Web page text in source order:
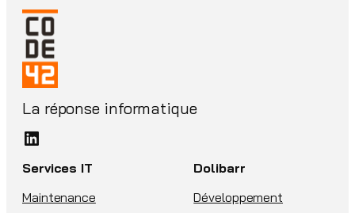
La réponse informatique
LinkedIn
Services IT
Maintenance
Dolibarr
Développement